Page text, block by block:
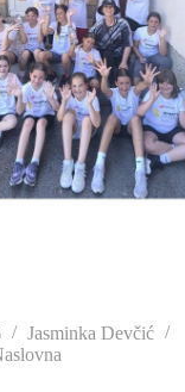
Jasminka Devčić